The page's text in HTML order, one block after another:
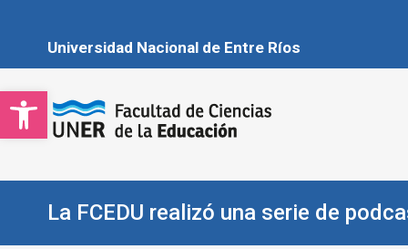
Open toolbar
contenido
Universidad Nacional de Entre Ríos
Facultad de
La FCEDU realizó una serie de